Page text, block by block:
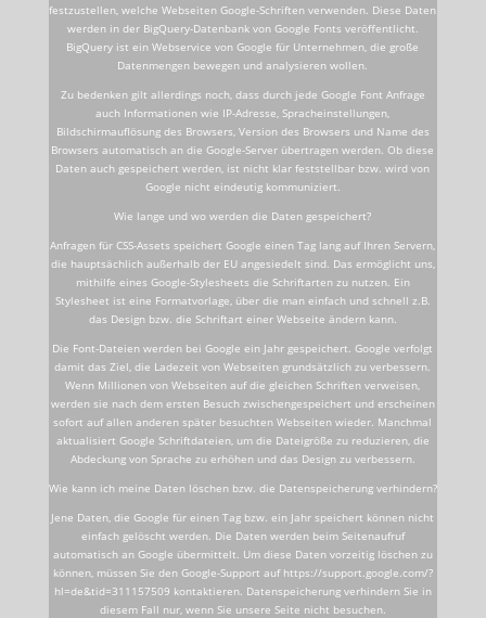
festzustellen, welche Webseiten Google-Schriften verwenden. Diese Daten
werden in der BigQuery-Datenbank von Google Fonts veröffentlicht.
BigQuery ist ein Webservice von Google für Unternehmen, die große
Datenmengen bewegen und analysieren wollen.
Zu bedenken gilt allerdings noch, dass durch jede Google Font Anfrage
auch Informationen wie IP-Adresse, Spracheinstellungen,
Bildschirmauflösung des Browsers, Version des Browsers und Name des
Browsers automatisch an die Google-Server übertragen werden. Ob diese
Daten auch gespeichert werden, ist nicht klar feststellbar bzw. wird von
Google nicht eindeutig kommuniziert.
Wie lange und wo werden die Daten gespeichert?
Anfragen für CSS-Assets speichert Google einen Tag lang auf Ihren Servern,
die hauptsächlich außerhalb der EU angesiedelt sind. Das ermöglicht uns,
mithilfe eines Google-Stylesheets die Schriftarten zu nutzen. Ein
Stylesheet ist eine Formatvorlage, über die man einfach und schnell z.B.
das Design bzw. die Schriftart einer Webseite ändern kann.
Die Font-Dateien werden bei Google ein Jahr gespeichert. Google verfolgt
damit das Ziel, die Ladezeit von Webseiten grundsätzlich zu verbessern.
Wenn Millionen von Webseiten auf die gleichen Schriften verweisen,
werden sie nach dem ersten Besuch zwischengespeichert und erscheinen
sofort auf allen anderen später besuchten Webseiten wieder. Manchmal
aktualisiert Google Schriftdateien, um die Dateigröße zu reduzieren, die
Abdeckung von Sprache zu erhöhen und das Design zu verbessern.
Wie kann ich meine Daten löschen bzw. die Datenspeicherung verhindern?
Jene Daten, die Google für einen Tag bzw. ein Jahr speichert können nicht
einfach gelöscht werden. Die Daten werden beim Seitenaufruf
automatisch an Google übermittelt. Um diese Daten vorzeitig löschen zu
können, müssen Sie den Google-Support auf https://support.google.com/?
hl=de&tid=311157509 kontaktieren. Datenspeicherung verhindern Sie in
diesem Fall nur, wenn Sie unsere Seite nicht besuchen.